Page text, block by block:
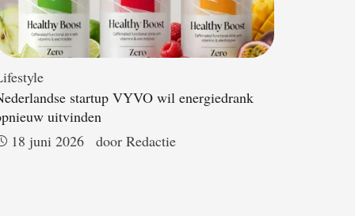
startup VYVO wil energiedrank
uitvinden
18 juni 2026
door Redactie